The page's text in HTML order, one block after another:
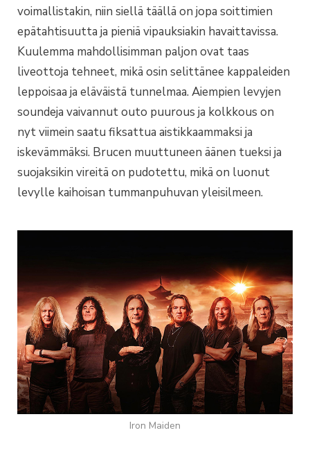
voimallistakin, niin siellä täällä on jopa soittimien
epätahtisuutta ja pieniä vipauksiakin havaittavissa.
Kuulemma mahdollisimman paljon ovat taas
liveottoja tehneet, mikä osin selittänee kappaleiden
leppoisaa ja eläväistä tunnelmaa. Aiempien levyjen
soundeja vaivannut outo puurous ja kolkkous on
nyt viimein saatu fiksattua aistikkaammaksi ja
iskevämmäksi. Brucen muuttuneen äänen tueksi ja
suojaksikin vireitä on pudotettu, mikä on luonut
levylle kaihoisan tummanpuhuvan yleisilmeen.
Iron Maiden